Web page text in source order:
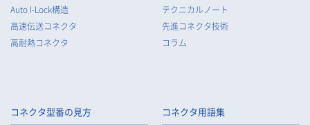
Auto I-Lock構造
高速伝送コネクタ
高耐熱コネクタ
テクニカルノート
先進コネクタ技術
コラム
コネクタ型番の見方 コネクタ用語集